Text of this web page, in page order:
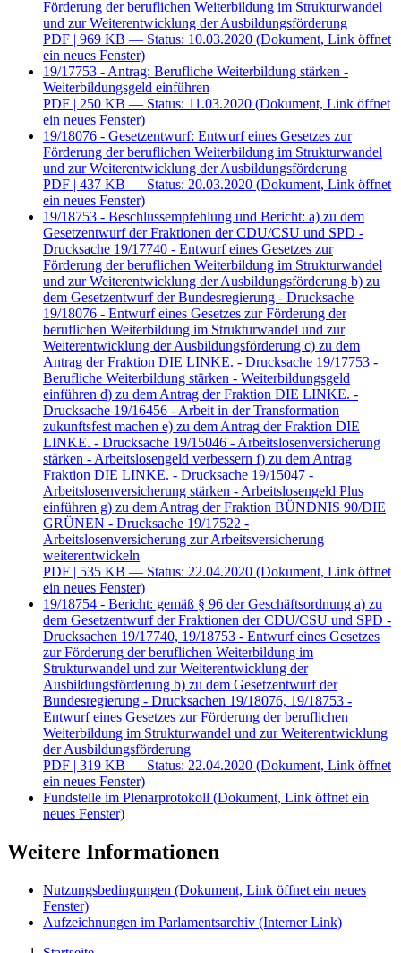
Förderung der beruflichen Weiterbildung im Strukturwandel
und zur Weiterentwicklung der Ausbildungsförderung
PDF | 969 KB — Status: 10.03.2020 (Dokument, Link öffnet
ein neues Fenster)
19/17753 - Antrag: Berufliche Weiterbildung stärken -
Weiterbildungsgeld einführen
PDF | 250 KB — Status: 11.03.2020 (Dokument, Link öffnet
ein neues Fenster)
19/18076 - Gesetzentwurf: Entwurf eines Gesetzes zur
Förderung der beruflichen Weiterbildung im Strukturwandel
und zur Weiterentwicklung der Ausbildungsförderung
PDF | 437 KB — Status: 20.03.2020 (Dokument, Link öffnet
ein neues Fenster)
19/18753 - Beschlussempfehlung und Bericht: a) zu dem
Gesetzentwurf der Fraktionen der CDU/CSU und SPD -
Drucksache 19/17740 - Entwurf eines Gesetzes zur
Förderung der beruflichen Weiterbildung im Strukturwandel
und zur Weiterentwicklung der Ausbildungsförderung b) zu
dem Gesetzentwurf der Bundesregierung - Drucksache
19/18076 - Entwurf eines Gesetzes zur Förderung der
beruflichen Weiterbildung im Strukturwandel und zur
Weiterentwicklung der Ausbildungsförderung c) zu dem
Antrag der Fraktion DIE LINKE. - Drucksache 19/17753 -
Berufliche Weiterbildung stärken - Weiterbildungsgeld
einführen d) zu dem Antrag der Fraktion DIE LINKE. -
Drucksache 19/16456 - Arbeit in der Transformation
zukunftsfest machen e) zu dem Antrag der Fraktion DIE
LINKE. - Drucksache 19/15046 - Arbeitslosenversicherung
stärken - Arbeitslosengeld verbessern f) zu dem Antrag
Fraktion DIE LINKE. - Drucksache 19/15047 -
Arbeitslosenversicherung stärken - Arbeitslosengeld Plus
einführen g) zu dem Antrag der Fraktion BÜNDNIS 90/DIE
GRÜNEN - Drucksache 19/17522 -
Arbeitslosenversicherung zur Arbeitsversicherung
weiterentwickeln
PDF | 535 KB — Status: 22.04.2020 (Dokument, Link öffnet
ein neues Fenster)
19/18754 - Bericht: gemäß § 96 der Geschäftsordnung a) zu
dem Gesetzentwurf der Fraktionen der CDU/CSU und SPD -
Drucksachen 19/17740, 19/18753 - Entwurf eines Gesetzes
zur Förderung der beruflichen Weiterbildung im
Strukturwandel und zur Weiterentwicklung der
Ausbildungsförderung b) zu dem Gesetzentwurf der
Bundesregierung - Drucksachen 19/18076, 19/18753 -
Entwurf eines Gesetzes zur Förderung der beruflichen
Weiterbildung im Strukturwandel und zur Weiterentwicklung
der Ausbildungsförderung
PDF | 319 KB — Status: 22.04.2020 (Dokument, Link öffnet
ein neues Fenster)
Fundstelle im Plenarprotokoll (Dokument, Link öffnet ein
neues Fenster)
Weitere Informationen
Nutzungsbedingungen (Dokument, Link öffnet ein neues
Fenster)
Aufzeichnungen im Parlamentsarchiv (Interner Link)